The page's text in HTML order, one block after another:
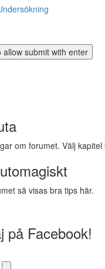
om forumet. Välj
så visas bra tips här.
på Facebook!